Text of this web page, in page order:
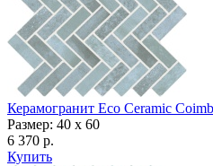
Керамогранит Eco Ceramic
Размер: 40 x 60
6 370 р.
Купить